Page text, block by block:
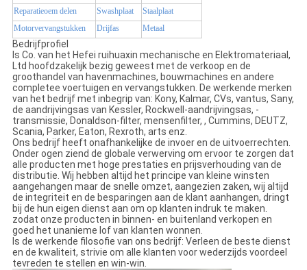
Reparatieoem delen
Swashplaat
Staalplaat
Motorvervangstukken
Drijfas Metaal
Bedrijfprofiel
Is Co. van het Hefei ruihuaxin mechanische en Elektromateriaal,
Ltd hoofdzakelijk bezig geweest met de verkoop en de
groothandel van havenmachines, bouwmachines en andere
completee voertuigen en vervangstukken. De werkende merken
van het bedrijf met inbegrip van: Kony, Kalmar, CVs, vantus, Sany,
de aandrijvingsas van Kessler, Rockwell-aandrijvingsas, -
transmissie, Donaldson-filter, mensenfilter, , Cummins, DEUTZ,
Scania, Parker, Eaton, Rexroth, arts enz.
Ons bedrijf heeft onafhankelijke de invoer en de uitvoerrechten.
Onder ogen ziend de globale verwerving om ervoor te zorgen dat
alle producten met hoge prestaties en prijsverhouding van de
distributie. Wij hebben altijd het principe van kleine winsten
aangehangen maar de snelle omzet, aangezien zaken, wij altijd
de integriteit en de besparingen aan de klant aanhangen, dringt
bij de hun eigen dienst aan om op klanten indruk te maken.
zodat onze producten in binnen- en buitenland verkopen en
goed het unanieme lof van klanten wonnen.
Is de werkende filosofie van ons bedrijf: Verleen de beste dienst
en de kwaliteit, strivie om alle klanten voor wederzijds voordeel
tevreden te stellen en win-win.